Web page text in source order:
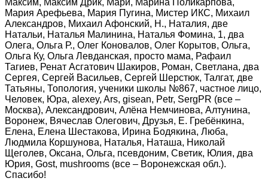
Максим, Максим Дрик, Мари, Марина Поликарпова,
Мария Арефьева, Мария Пугина, Мистер ИКС, Михаил
Александров, Михаил Афонский, Н., Наталия, две
Натальи, Наталья Малинина, Наталья Фомина, 1, два
Олега, Ольга Р., Олег Коновалов, Олег Корытов, Ольга,
Ольга Ку, Ольга Левданская, просто мама, Рафаил
Тагиев, Ренат Асгатович Шакиров, Роман, Светлана, два
Сергея, Сергей Васильев, Сергей Шерстюк, Талгат, две
Татьяны, Топология, ученики школы №867, частное лицо,
Человек, Юра, alexey, Ars, gisean, Petr, SergPR (все –
Москва), Александрович, Алёна Немчинова, Алтунина,
Воронеж, Вячеслав Олегович, Друзья, Е. Гребёнкина,
Елена, Елена Шестакова, Ирина Бодякина, Люба,
Людмила Коршунова, Наталья, Наташа, Николай
Щеголев, Оксана, Ольга, псевдоним, Светик, Юлия, два
Юрия, Gost, mushrooms (все – Воронежская обл.).
Спасибо!